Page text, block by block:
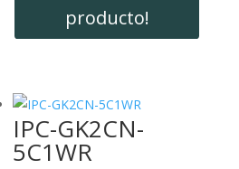
producto!
IPC-GK2CN-
5C1WR